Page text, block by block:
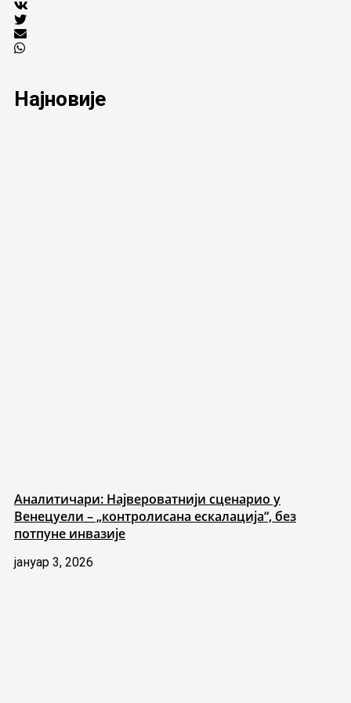
Најновије
Аналитичари: Највероватнији сценарио у
Венецуели – „контролисана ескалација“, без
потпуне инвазије
јануар 3, 2026